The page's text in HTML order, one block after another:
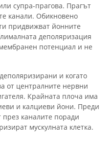
супра-прагова. Прагът
канали. Обикновено
придвижват йонните
деполяризация
потенциал и не
и когато
от централните нервни
Крайната плоча има
и калциеви йони. Преди
каналите поради
мускулната клетка.